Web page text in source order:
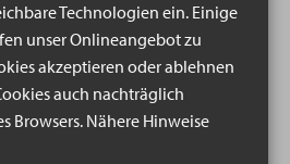
Technologien ein. Einige
unser Onlineangebot zu
akzeptieren oder ablehnen
auch nachträglich
Browsers. Nähere Hinweise